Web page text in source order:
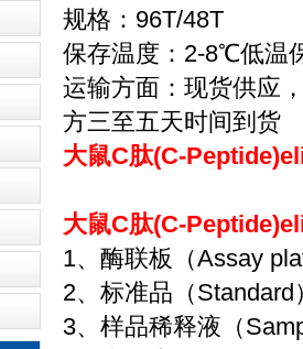
规格：96T/48T
保存温度：2-8℃低温
运输方面：现货供应
方三至五天时间到货
大鼠C肽(C-
大鼠C肽(C-
1、酶联板（Assay
2、标准品（
3、样品稀释液（